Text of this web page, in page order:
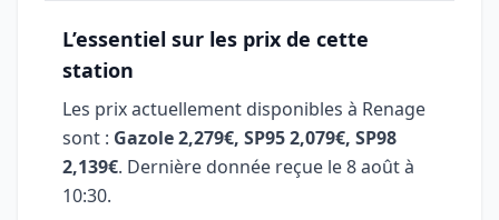
L’essentiel sur les prix de cette
station
Les prix actuellement disponibles à Renage
sont : Gazole 2,279€, SP95 2,079€, SP98
2,139€. Dernière donnée reçue le8 août à
10:30.